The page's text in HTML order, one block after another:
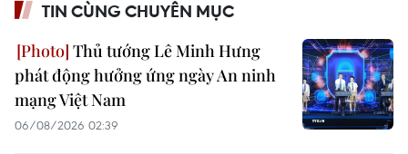
TIN CÙNG CHUYÊN MỤC
Thủ tướng Lê Minh Hưng
phát động hưởng ứng ngày An ninh
mạng Việt Nam
06/08/2026 02:39